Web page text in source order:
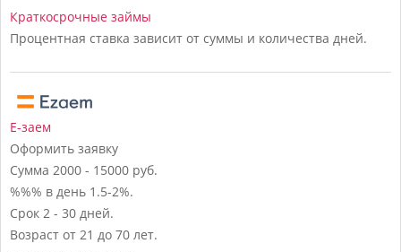
Краткосрочные займы
Процентная ставка зависит от суммы и количества дней.
Е-заем
Оформить заявку
Сумма 2000 - 15000 руб.
%%% в день 1.5-2%.
Срок 2 - 30 дней.
Возраст от 21 до 70 лет.